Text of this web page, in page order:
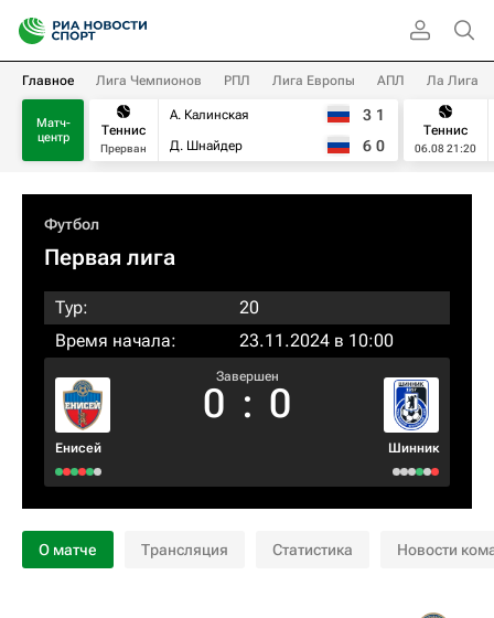
Главное Лига Чемпионов РПЛ Лига Европы АПЛ Ла Лига
Матч-
центр
Теннис
Прерван
А. Калинская
Д. Шнайдер
3 1
6 0
Теннис
06.08 21:20
Футбол
Первая лига
Тур:
20
Время начала:
23.11.2024 в 10:00
Енисей
Завершен
0 : 0
Шинник
О матче Трансляция Статистика Новости